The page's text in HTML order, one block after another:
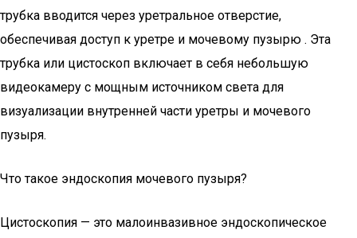
трубка вводится через уретральное отверстие,
обеспечивая доступ к уретре и мочевому пузырю . Эта
трубка или цистоскоп включает в себя небольшую
видеокамеру с мощным источником света для
визуализации внутренней части уретры и мочевого
пузыря.
Что такое эндоскопия мочевого пузыря?
Цистоскопия — это малоинвазивное эндоскопическое